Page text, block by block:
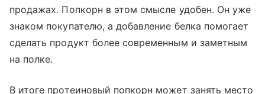
продажах. Попкорн в этом смысле удобен. Он уже
знаком покупателю, а добавление белка помогает
сделать продукт более современным и заметным
на полке.
В итоге протеиновый попкорн может занять место